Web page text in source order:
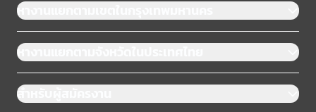
หางานแยกตามเขตในกรุงเทพมหานคร
หางานแยกตามจังหวัดในประเทศไทย
สำหรับผู้สมัครงาน